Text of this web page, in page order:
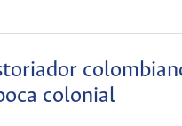
colonial